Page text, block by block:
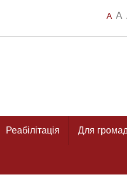
A A
Реабілітація Для